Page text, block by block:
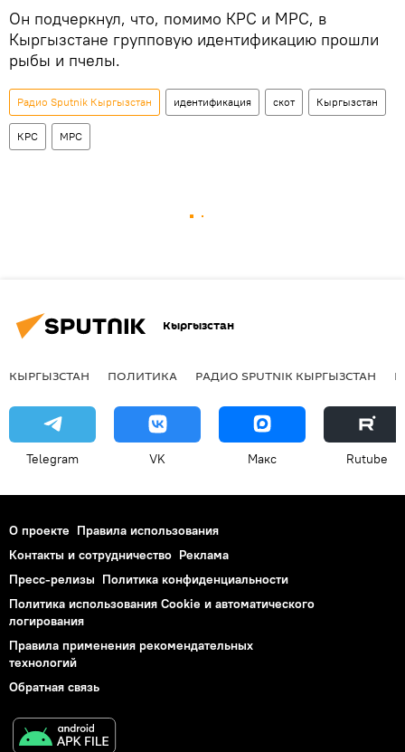
Он подчеркнул, что, помимо КРС и МРС, в
Кыргызстане групповую идентификацию прошли
рыбы и пчелы.
Радио Sputnik Кыргызстан идентификация скот Кыргызстан
КРС МРС
Кыргызстан
КЫРГЫЗСТАН ПОЛИТИКА РАДИО SPUTNIK КЫРГЫЗСТАН
Telegram VK Макс Rutube
О проекте Правила использования
Контакты и сотрудничество Реклама
Пресс-релизы Политика конфиденциальности
Политика использования Cookie и автоматического
логирования
Правила применения рекомендательных
технологий
Обратная связь